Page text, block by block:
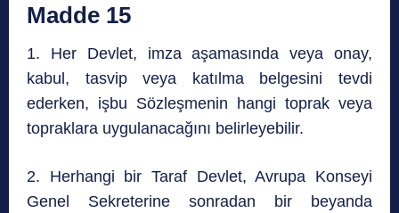
Madde 15
1. Her Devlet, imza aşamasında veya onay,
kabul, tasvip veya katılma belgesini tevdi
ederken, işbu Sözleşmenin hangi toprak veya
topraklara uygulanacağını belirleyebilir.
2. Herhangi bir Taraf Devlet, Avrupa Konseyi
Genel Sekreterine sonradan bir beyanda